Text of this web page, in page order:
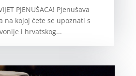
PJENUŠACA! Pjenušava
na kojoj ćete se upoznati s
i hrvatskog...